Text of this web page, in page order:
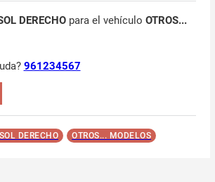
DERECHOpara el vehículo OTROS...
961234567
DERECHO OTROS... MODELOS